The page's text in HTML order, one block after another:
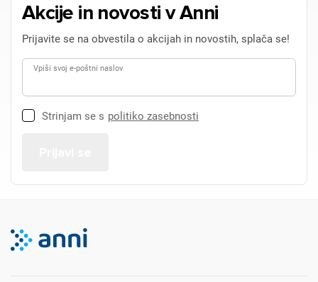
Akcije in novosti v Anni
Prijavite se na obvestila o akcijah in novostih, splača se!
Vpiši svoj e-poštni naslov
Strinjam se s politiko zasebnosti